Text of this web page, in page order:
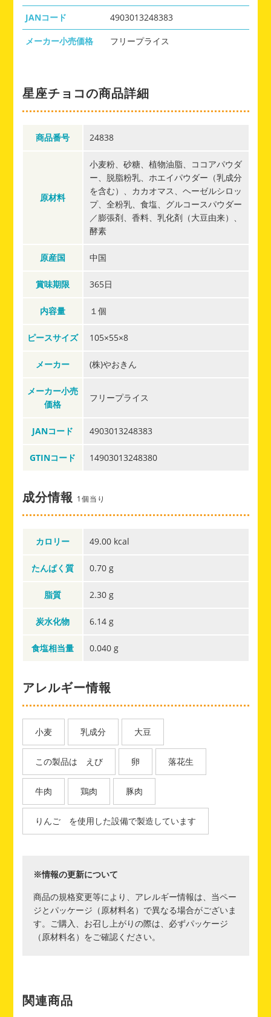
JANコード 4903013248383
メーカー小売価格 フリープライス
星座チョコの商品詳細
商品番号 24838
原材料
小麦粉、砂糖、植物油脂、ココアパウダ
ー、脱脂粉乳、ホエイパウダー（乳成分
を含む）、カカオマス、ヘーゼルシロッ
プ、全粉乳、食塩、グルコースパウダー
／膨張剤、香料、乳化剤（大豆由来）、
酵素
原産国 中国
賞味期限 365日
内容量 １個
ピースサイズ 105×55×8
メーカー (株)やおきん
メーカー小売
価格
フリープライス
JANコード 4903013248383
GTINコード 14903013248380
成分情報 1個当り
カロリー 49.00 kcal
たんぱく質 0.70 g
脂質 2.30 g
炭水化物 6.14 g
食塩相当量 0.040 g
アレルギー情報
小麦 乳成分 大豆
この製品は えび 卵 落花生
牛肉 鶏肉 豚肉
りんご を使用した設備で製造しています
※情報の更新について
商品の規格変更等により、アレルギー情報は、当ペー
ジとパッケージ（原材料名）で異なる場合がございま
す。ご購入、お召し上がりの際は、必ずパッケージ
（原材料名）をご確認ください。
関連商品